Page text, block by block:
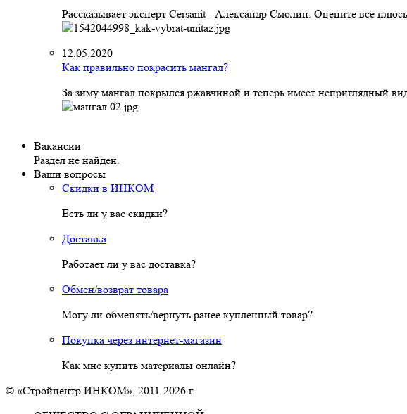
Рассказывает эксперт Cersanit - Александр Смолин. Оцените все
12.05.2020
Как правильно покрасить мангал?
За зиму мангал покрылся ржавчиной и теперь имеет неприглядный
Вакансии
Раздел не найден.
Ваши вопросы
Скидки в ИНКОМ
Есть ли у вас скидки?
Доставка
Работает ли у вас доставка?
Обмен/возврат товара
Могу ли обменять/вернуть ранее купленный товар?
Покупка через интернет-магазин
Как мне купить материалы онлайн?
© «Стройцентр ИНКОМ», 2011-2026 г.